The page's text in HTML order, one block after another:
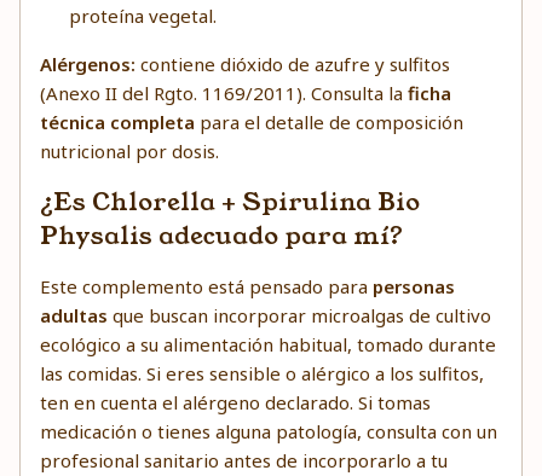
proteína vegetal.
Alérgenos: contiene dióxido de azufre y sulfitos
(Anexo II del Rgto. 1169/2011). Consulta la ficha
técnica completa para el detalle de composición
nutricional por dosis.
¿Es Chlorella + Spirulina Bio
Physalis adecuado para mí?
Este complemento está pensado para personas
adultas que buscan incorporar microalgas de cultivo
ecológico a su alimentación habitual, tomado durante
las comidas. Si eres sensible o alérgico a los sulfitos,
ten en cuenta el alérgeno declarado. Si tomas
medicación o tienes alguna patología, consulta con un
profesional sanitario antes de incorporarlo a tu